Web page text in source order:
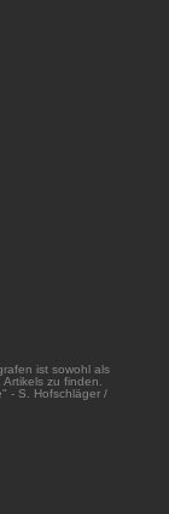
ist sowohl als
zu finden.
- S. Hofschläger /